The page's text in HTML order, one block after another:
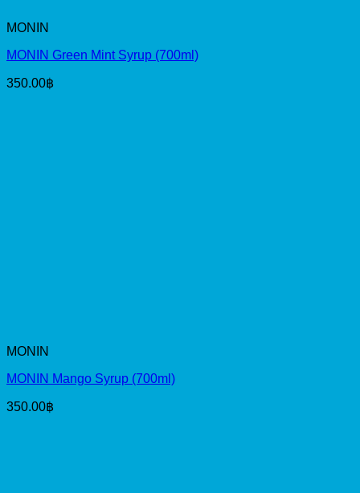
MONIN
MONIN Green Mint Syrup (700ml)
350.00฿
MONIN
MONIN Mango Syrup (700ml)
350.00฿